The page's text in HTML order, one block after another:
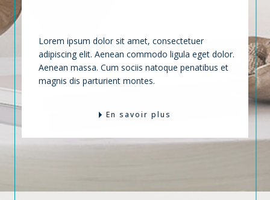
Lorem ipsum dolor sit amet, consectetuer
adipiscing elit. Aenean commodo ligula eget dolor.
Aenean massa. Cum sociis natoque penatibus et
magnis dis parturient montes.